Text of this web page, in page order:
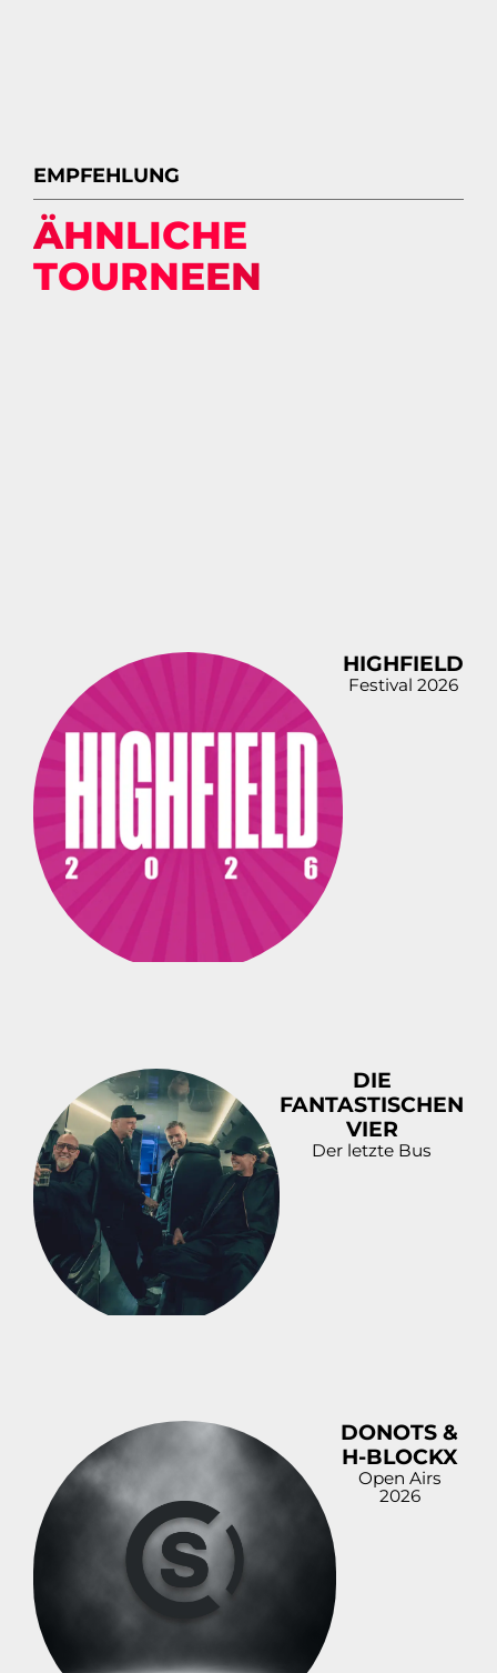
EMPFEHLUNG
ÄHNLICHE
TOURNEEN
HIGHFIELD
Festival 2026
DIE
FANTASTISCHEN
VIER
Der letzte Bus
DONOTS &
H-BLOCKX
Open Airs
2026